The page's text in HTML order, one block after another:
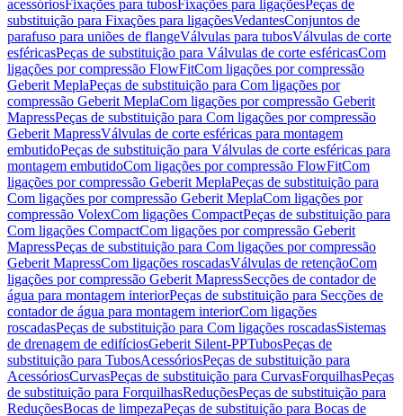
acessóriosFixações para tubosFixações para ligaçõesPeças de
substituição para Fixações para ligaçõesVedantesConjuntos de
parafuso para uniões de flangeVálvulas para tubosVálvulas de corte
esféricasPeças de substituição para Válvulas de corte esféricasCom
ligações por compressão FlowFitCom ligações por compressão
Geberit MeplaPeças de substituição para Com ligações por
compressão Geberit MeplaCom ligações por compressão Geberit
MapressPeças de substituição para Com ligações por compressão
Geberit MapressVálvulas de corte esféricas para montagem
embutidoPeças de substituição para Válvulas de corte esféricas para
montagem embutidoCom ligações por compressão FlowFitCom
ligações por compressão Geberit MeplaPeças de substituição para
Com ligações por compressão Geberit MeplaCom ligações por
compressão VolexCom ligações CompactPeças de substituição para
Com ligações CompactCom ligações por compressão Geberit
MapressPeças de substituição para Com ligações por compressão
Geberit MapressCom ligações roscadasVálvulas de retençãoCom
ligações por compressão Geberit MapressSecções de contador de
água para montagem interiorPeças de substituição para Secções de
contador de água para montagem interiorCom ligações
roscadasPeças de substituição para Com ligações roscadasSistemas
de drenagem de edifíciosGeberit Silent-PPTubosPeças de
substituição para TubosAcessóriosPeças de substituição para
AcessóriosCurvasPeças de substituição para CurvasForquilhasPeças
de substituição para ForquilhasReduçõesPeças de substituição para
ReduçõesBocas de limpezaPeças de substituição para Bocas de